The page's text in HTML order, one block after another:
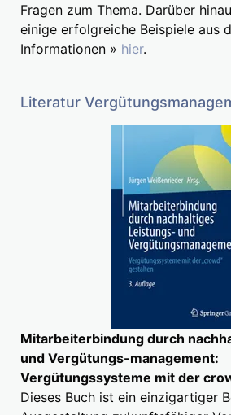
Fragen zum Thema. Darüber
einige erfolgreiche Beispiele aus
Informationen » hier.
Literatur
Mitarbeiterbindung durch
und Vergütungs-management:
Vergütungssysteme mit der
Dieses Buch ist ein einzigartiger